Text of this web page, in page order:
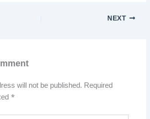
NEXT
will not be published. Required
*